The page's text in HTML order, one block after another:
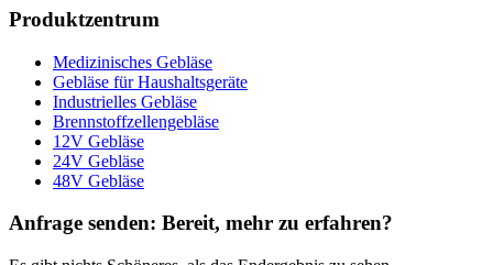
Produktzentrum
Medizinisches Gebläse
Gebläse für Haushaltsgeräte
Industrielles Gebläse
Brennstoffzellengebläse
12V Gebläse
24V Gebläse
48V Gebläse
Anfrage senden: Bereit, mehr zu erfahren?